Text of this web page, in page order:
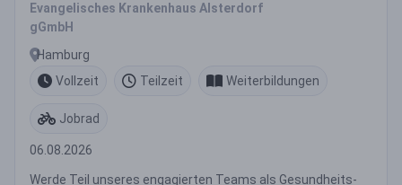
Evangelisches Krankenhaus Alsterdorf
gGmbH
Hamburg
Vollzeit
Teilzeit Weiterbildungen
Jobrad
06.08.2026
Werde Teil unseres engagierten Teams als Gesundheits-